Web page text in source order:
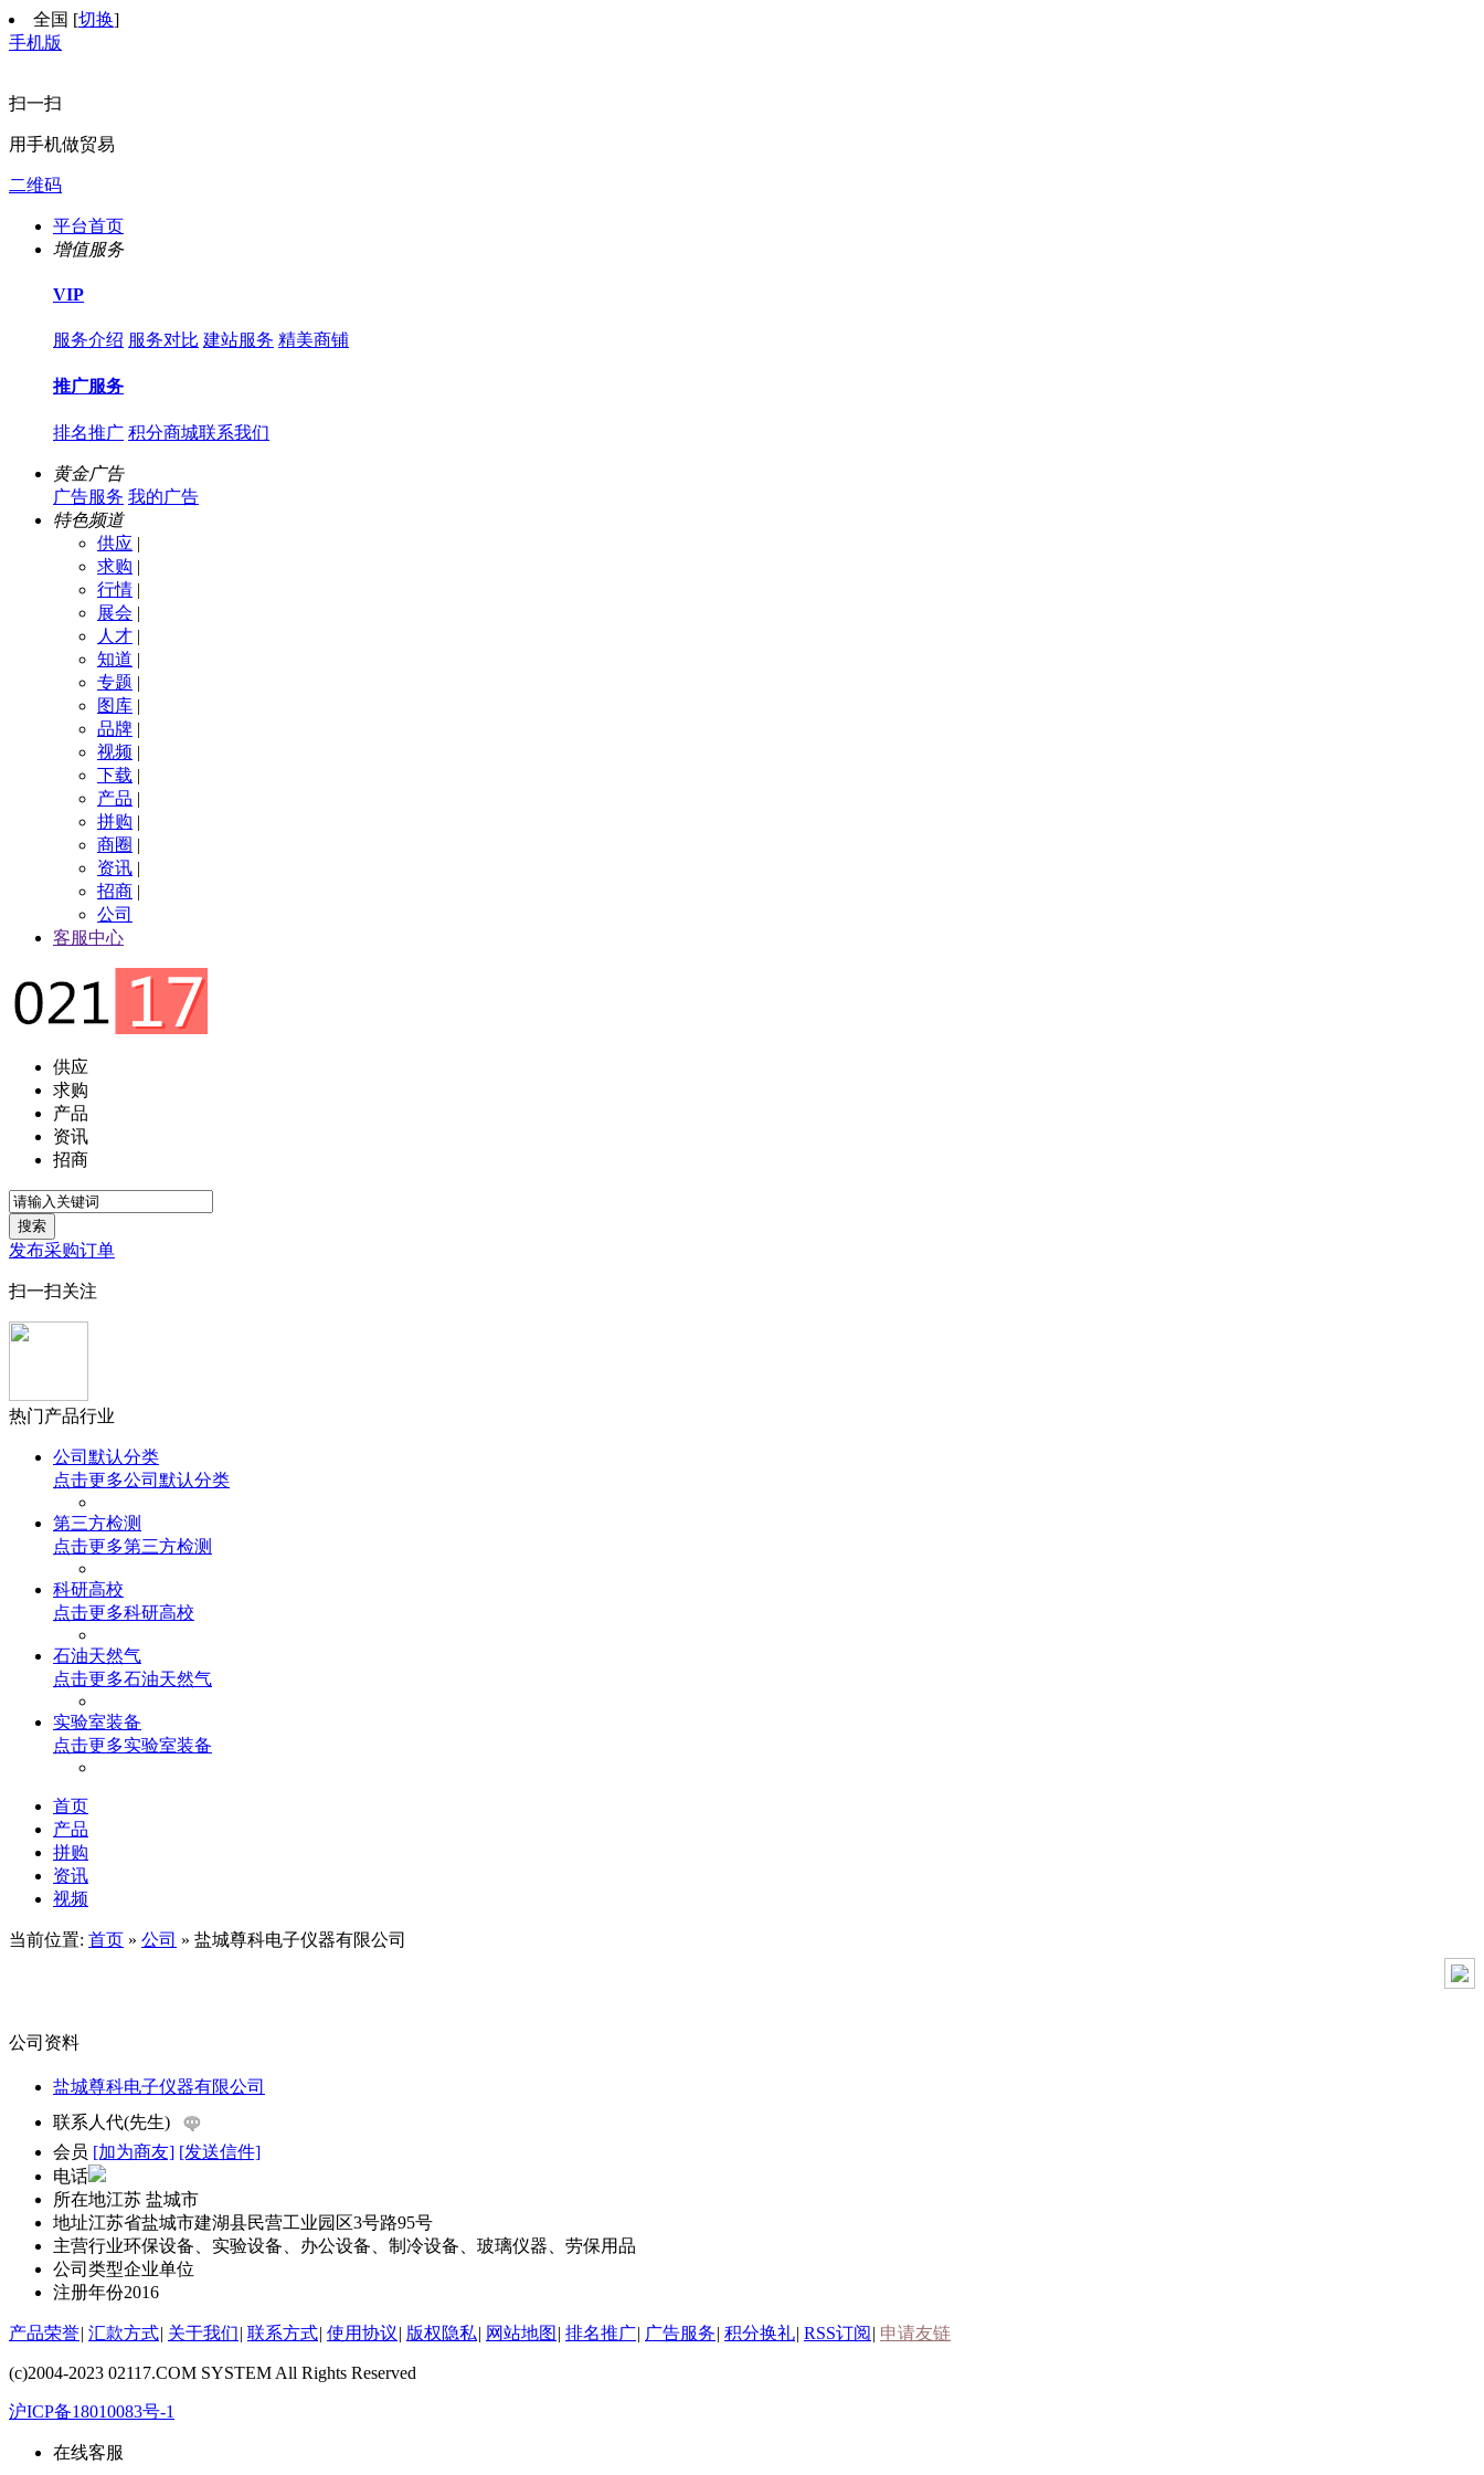
全国 [切换]
手机版
扫一扫
用手机做贸易
二维码
平台首页
增值服务
VIP
服务介绍 服务对比 建站服务 精美商铺
推广服务
排名推广 积分商城联系我们
黄金广告
广告服务 我的广告
特色频道
供应 |
求购 |
行情 |
展会 |
人才 |
知道 |
专题 |
图库 |
品牌 |
视频 |
下载 |
产品 |
拼购 |
商圈 |
资讯 |
招商 |
公司
客服中心
供应
求购
产品
资讯
招商
搜索
发布采购订单
扫一扫关注
热门产品行业
公司默认分类
点击更多公司默认分类
第三方检测
点击更多第三方检测
科研高校
点击更多科研高校
石油天然气
点击更多石油天然气
实验室装备
点击更多实验室装备
首页
产品
拼购
资讯
视频
当前位置: 首页 » 公司 » 盐城尊科电子仪器有限公司
公司资料
盐城尊科电子仪器有限公司
联系人 代(先生)
会员 [加为商友] [发送信件]
电话
所在地江苏 盐城市
地址江苏省盐城市建湖县民营工业园区3号路95号
主营行业环保设备、实验设备、办公设备、制冷设备、玻璃仪器、劳保用品
公司类型企业单位
注册年份2016
产品荣誉| 汇款方式| 关于我们| 联系方式| 使用协议| 版权隐私| 网站地图 | 排名推广| 广告服务| 积分换礼| RSS订阅 | 申请友链
(c)2004-2023 02117.COM SYSTEM All Rights Reserved
沪ICP备18010083号-1
在线客服